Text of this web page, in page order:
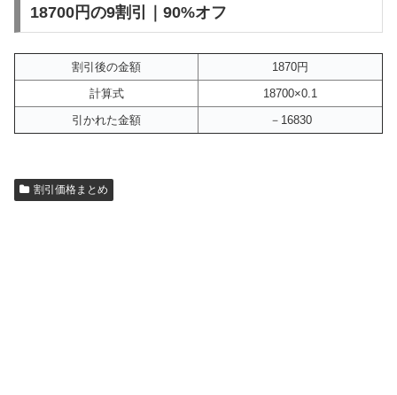
18700円の9割引｜90%オフ
割引後の金額
1870円
計算式
18700×0.1
引かれた金額
－16830
割引価格まとめ